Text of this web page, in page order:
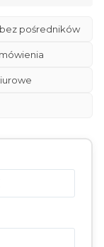
bez pośredników